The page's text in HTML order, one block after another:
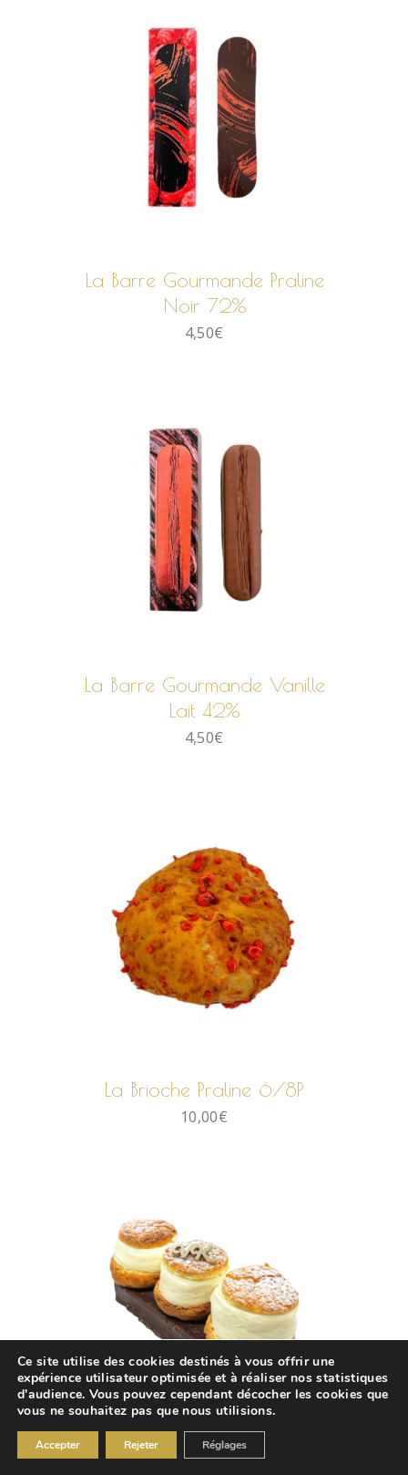
La Barre Gourmande Praline
Noir 72%
4,50€
La Barre Gourmande Vanille
Lait 42%
4,50€
La Brioche Praline 6/8P
10,00€
AJOUTER AU PANIER
Ce site utilise des cookies destinés à vous offrir une
expérience utilisateur optimisée et à réaliser nos statistiques
d'audience. Vous pouvez cependant décocher les cookies que
vous ne souhaitez pas que nous utilisions.
Accepter Rejeter Réglages